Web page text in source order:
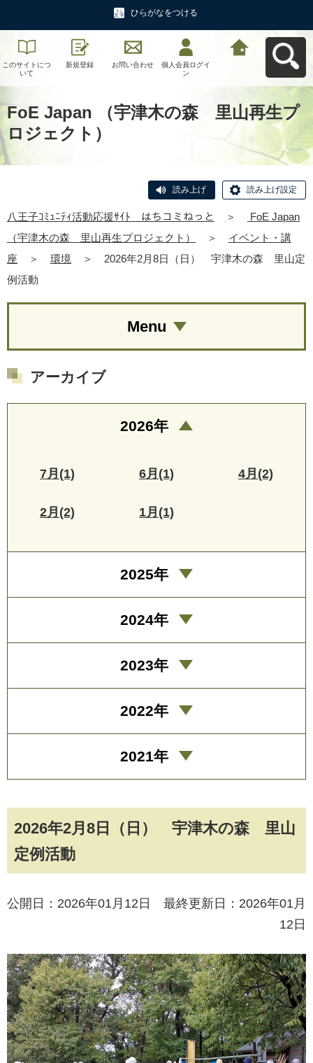
ひらがなをつける
このサイトにつ
いて
新規登録 お問い合わせ
個人会員ログイ
ン
FoE Japan （宇津木の森 里山再生プ
ロジェクト）
読み上げ 読み上げ設定
八王子ｺﾐｭﾆﾃｨ活動応援ｻｲﾄ はちコミねっと ＞
FoE Japan
（宇津木の森 里山再生プロジェクト）
＞
イベント・講
座
＞ 環境 ＞
2026年2月8日（日） 宇津木の森 里山定
例活動
2026年2月8日（日） 宇津木の森 里山
定例活動
公開日：2026年01月12日 最終更新日：2026年01月
12日
Menu
アーカイブ
2026年
7月(1) 6月(1) 4月(2)
2月(2) 1月(1)
2025年
2024年
2023年
2022年
2021年